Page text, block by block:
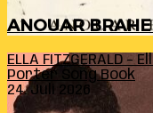
ANOUAR
ELLA FITZGERALD
Porter Song Book
24. Juli 2026